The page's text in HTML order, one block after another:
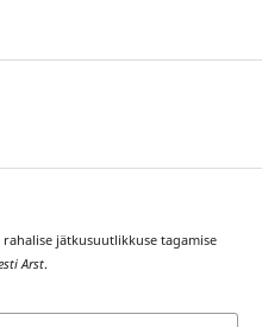
rahalise jätkusuutlikkuse tagamise
Arst.